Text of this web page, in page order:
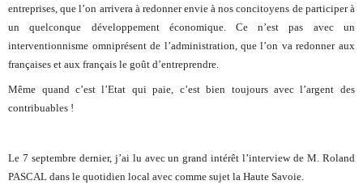
entreprises, que l’on arrivera à redonner envie à nos concitoyens de participer à
un quelconque développement économique. Ce n’est pas avec un
interventionnisme omniprésent de l’administration, que l’on va redonner aux
françaises et aux français le goût d’entreprendre.
Même quand c’est l’Etat qui paie, c’est bien toujours avec l’argent des
contribuables !
Le 7 septembre dernier, j’ai lu avec un grand intérêt l’interview de M. Roland
PASCAL dans le quotidien local avec comme sujet la Haute Savoie.